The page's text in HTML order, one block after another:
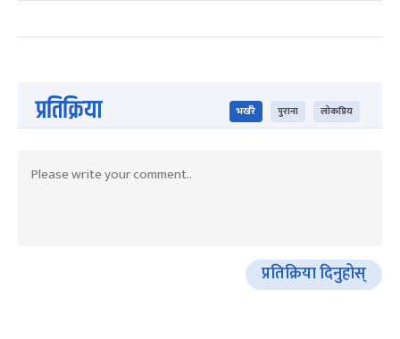
प्रतिक्रिया भर्खरै पुराना लोकप्रिय
प्रतिक्रिया दिनुहोस्